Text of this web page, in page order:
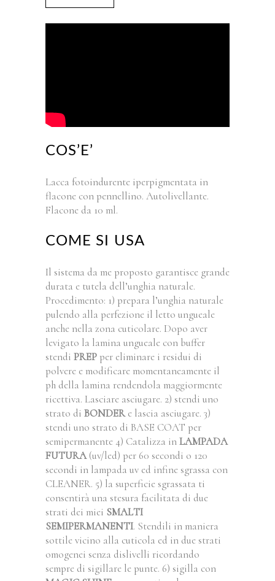
COS’E’
Lacca fotoindurente iperpigmentata in
flacone con pennellino. Autolivellante.
Flacone da 10 ml.
COME SI USA
Il sistema da me proposto garantisce grande
durata e tutela dell’unghia naturale.
Procedimento: 1) prepara l’unghia naturale
pulendo alla perfezione il letto ungueale
anche nella zona cuticolare. Dopo aver
levigato la lamina ungueale con buffer
stendi PREP per eliminare i residui di
polvere e modificare momentaneamente il
ph della lamina rendendola maggiormente
ricettiva. Lasciare asciugare. 2) stendi uno
strato di BONDERe lascia asciugare. 3)
stendi uno strato di BASE COAT per
semipermanente 4) Catalizza inLAMPADA
FUTURA(uv/led) per 60 secondi o 120
secondi in lampada uv ed infine sgrassa con
CLEANER. 5) la superficie sgrassata ti
consentirà una stesura facilitata di due
strati dei miei SMALTI
SEMIPERMANENTI. Stendili in maniera
sottile vicino alla cuticola ed in due strati
omogenei senza dislivelli ricordando
sempre di sigillare le punte. 6) sigilla con